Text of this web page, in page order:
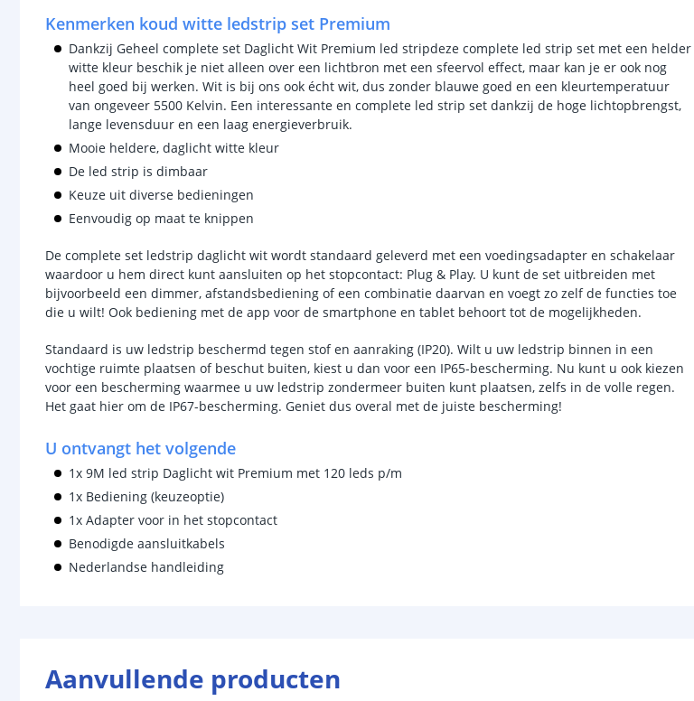
Kenmerken koud witte ledstrip set Premium
Dankzij Geheel complete set Daglicht Wit Premium led stripdeze complete led strip set met een helder
witte kleur beschik je niet alleen over een lichtbron met een sfeervol effect, maar kan je er ook nog
heel goed bij werken. Wit is bij ons ook écht wit, dus zonder blauwe goed en een kleurtemperatuur
van ongeveer 5500 Kelvin. Een interessante en complete led strip set dankzij de hoge lichtopbrengst,
lange levensduur en een laag energieverbruik.
Mooie heldere, daglicht witte kleur
De led strip is dimbaar
Keuze uit diverse bedieningen
Eenvoudig op maat te knippen
De complete set ledstrip daglicht wit wordt standaard geleverd met een voedingsadapter en schakelaar
waardoor u hem direct kunt aansluiten op het stopcontact: Plug & Play. U kunt de set uitbreiden met
bijvoorbeeld een dimmer, afstandsbediening of een combinatie daarvan en voegt zo zelf de functies toe
die u wilt! Ook bediening met de app voor de smartphone en tablet behoort tot de mogelijkheden.
Standaard is uw ledstrip beschermd tegen stof en aanraking (IP20). Wilt u uw ledstrip binnen in een
vochtige ruimte plaatsen of beschut buiten, kiest u dan voor een IP65-bescherming. Nu kunt u ook kiezen
voor een bescherming waarmee u uw ledstrip zondermeer buiten kunt plaatsen, zelfs in de volle regen.
Het gaat hier om de IP67-bescherming. Geniet dus overal met de juiste bescherming!
U ontvangt het volgende
1x 9M led strip Daglicht wit Premium met 120 leds p/m
1x Bediening (keuzeoptie)
1x Adapter voor in het stopcontact
Benodigde aansluitkabels
Nederlandse handleiding
Aanvullende producten